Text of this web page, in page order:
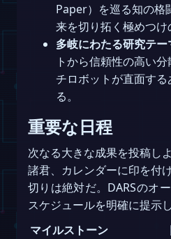
Paper）を巡る知の格
来を切り拓く極めつけ
多岐にわたる研究テー
トから信頼性の高い
チロボットが直面す
る。
重要な日程
次なる大きな成果を投稿し
諸君、カレンダーに印を付
切りは絶対だ。DARSのオ
スケジュールを明確に提示し
マイルストーン